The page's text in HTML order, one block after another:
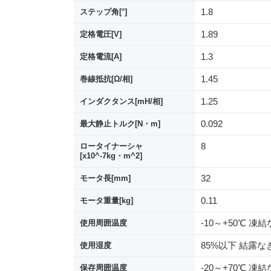
ステップ角[°] 1.8
定格電圧[V] 1.89
定格電流[A] 1.3
巻線抵抗[Ω/相] 1.45
インダクタンス[mH/相] 1.25
最大静止トルク[N・m] 0.092
ロータイナーシャ
[x10^-7kg・m^2]
8
モータ長[mm] 32
モータ重量[kg] 0.11
使用周囲温度 -10～+50℃ 凍結
使用湿度 85%以下 結露な
保存周囲温度 -20～+70℃ 凍結